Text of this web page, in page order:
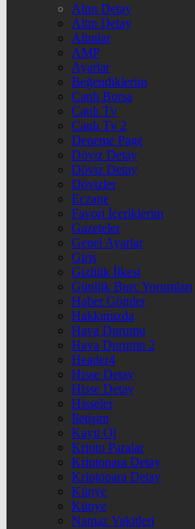
Altın Detay
Altın Detay
Altınlar
AMP
Ayarlar
Beğendiklerim
Canlı Borsa
Canlı Tv
Canlı Tv 2
Deneme Page
Döviz Detay
Döviz Detay
Dövizler
Eczane
Favori İçeriklerim
Gazeteler
Genel Ayarlar
Giriş
Gizlilik İlkesi
Günlük Burç Yorumları
Haber Gönder
Hakkımızda
Hava Durumu
Hava Durumu 2
Header4
Hisse Detay
Hisse Detay
Hisseler
İletişim
Kayıt Ol
Kripto Paralar
Kriptopara Detay
Kriptopara Detay
Künye
Künye
Namaz Vakitleri